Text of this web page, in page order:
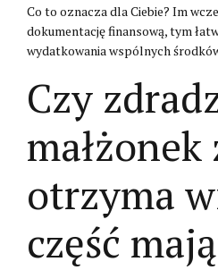
Co to oznacza dla Ciebie? Im
dokumentację finansową, tym
wydatkowania wspólnych
Czy
małżonek
otrzyma
część